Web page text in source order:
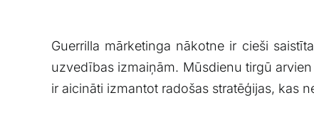
Guerrilla⁢ mārketinga nākotne ir cieši
uzvedības izmaiņām. Mūsdienu ‍tirgū
ir aicināti izmantot radošas stratēģijas, ⁣kas